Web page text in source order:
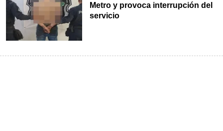
Metro y provoca interrupción del
servicio